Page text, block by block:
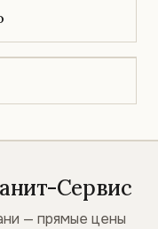
Сервис
— прямые цены